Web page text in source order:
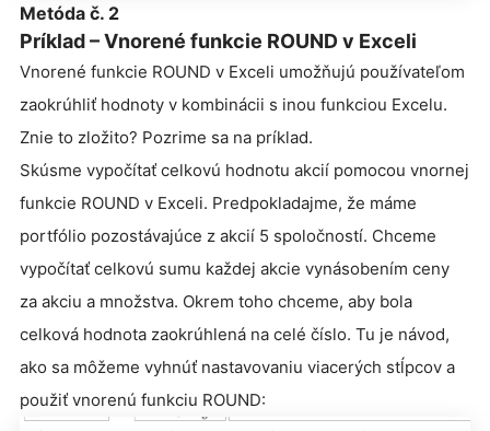
Metóda č. 2
Príklad – Vnorené funkcie ROUND v Exceli
Vnorené funkcie ROUND v Exceli umožňujú používateľom
zaokrúhliť hodnoty v kombinácii s inou funkciou Excelu.
Znie to zložito? Pozrime sa na príklad.
Skúsme vypočítať celkovú hodnotu akcií pomocou vnornej
funkcie ROUND v Exceli. Predpokladajme, že máme
portfólio pozostávajúce z akcií 5 spoločností. Chceme
vypočítať celkovú sumu každej akcie vynásobením ceny
za akciu a množstva. Okrem toho chceme, aby bola
celková hodnota zaokrúhlená na celé číslo. Tu je návod,
ako sa môžeme vyhnúť nastavovaniu viacerých stĺpcov a
použiť vnorenú funkciu ROUND: